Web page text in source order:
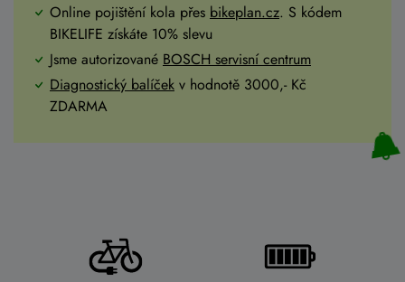
Online pojištění kola přes bikeplan.cz. S kódem
BIKELIFE získáte 10% slevu
Jsme autorizované BOSCH servisní centrum
Diagnostický balíček v hodnotě 3000,- Kč
ZDARMA